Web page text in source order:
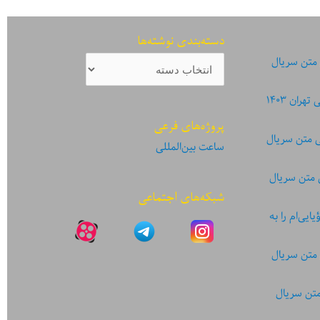
سریال
۱۴۰۳
متن سریال
متن سریال
را به
سریال
سریال
دسته‌بندی نوشته‌ها
دسته‌بندی
نوشته‌ها
پروژه‌های فرعی
ساعت بین‌المللی
شبکه‌های اجتماعی